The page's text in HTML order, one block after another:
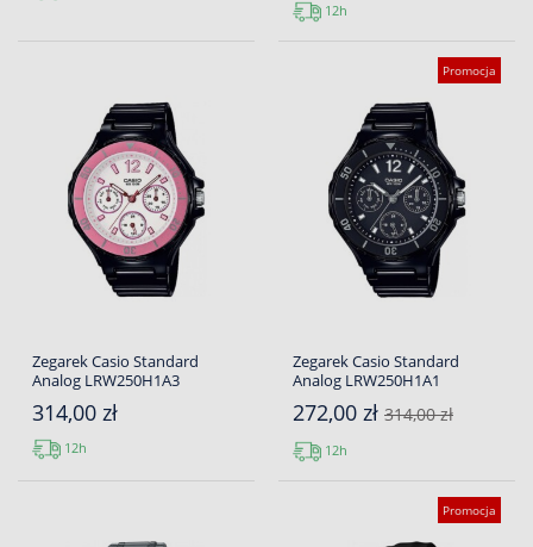
12h
Zegarek Casio Standard
Analog LRW250H1A3
314,00 zł
12h
Promocja
Zegarek Casio Standard
Analog LRW250H1A1
272,00 zł 314,00 zł
12h
Promocja